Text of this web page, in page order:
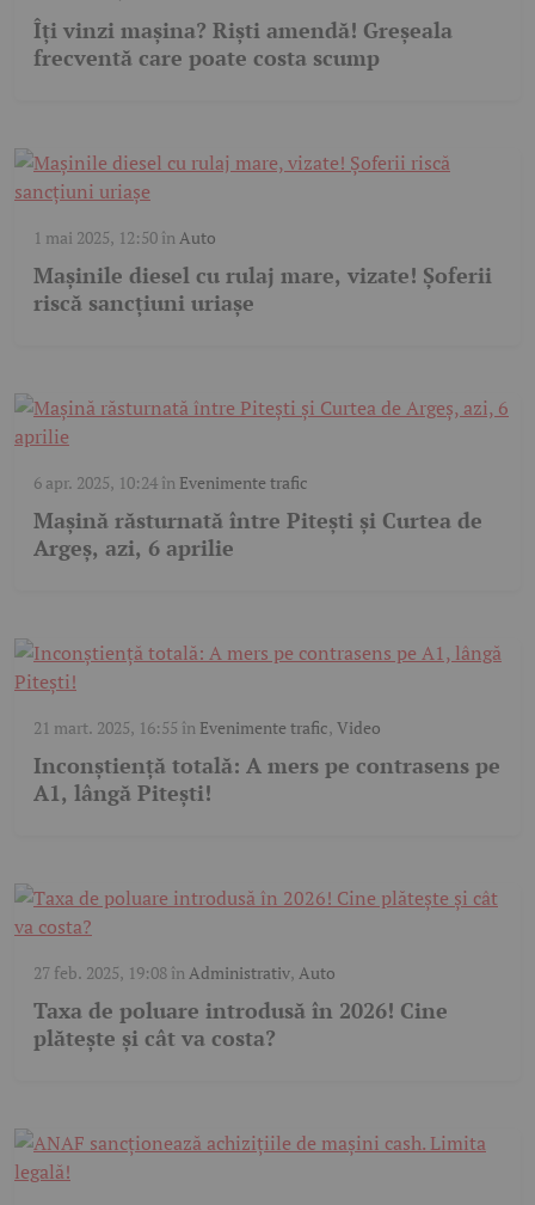
Îți vinzi mașina? Riști amendă! Greșeala
frecventă care poate costa scump
1 mai 2025, 12:50 înAuto
Mașinile diesel cu rulaj mare, vizate! Șoferii
riscă sancțiuni uriașe
6 apr. 2025, 10:24 în Evenimente trafic
Mașină răsturnată între Pitești și Curtea de
Argeș, azi, 6 aprilie
21 mart. 2025, 16:55 în Evenimente trafic, Video
Inconștiență totală: A mers pe contrasens pe
A1, lângă Pitești!
27 feb. 2025, 19:08 înAdministrativ, Auto
Taxa de poluare introdusă în 2026! Cine
plătește și cât va costa?